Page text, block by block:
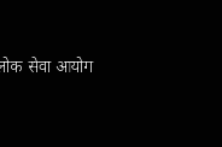
सेवा आयोग